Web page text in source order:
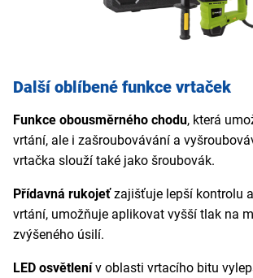
Další oblíbené funkce vrtaček
Funkce obousměrného chodu, která
vrtání, ale i zašroubovávání a
vrtačka slouží také jako šroubovák.
Přídavná rukojeťzajišťuje lepší kontrolu
vrtání, umožňuje aplikovat vyšší tlak na
zvýšeného úsilí.
LED osvětlenív oblasti vrtacího bitu